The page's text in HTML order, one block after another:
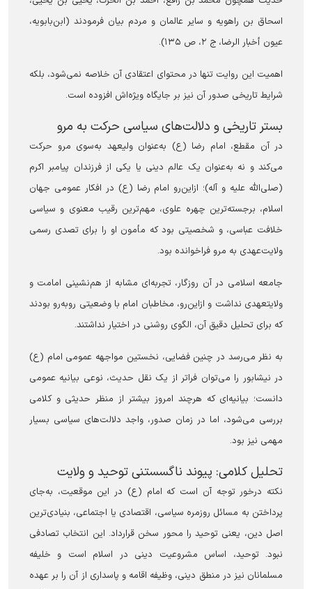
اسحاق بن راهویه و سایر عالمان و مردم بیان فرمودند (ابن‌بابویه،
عیون أخبار الرضا، ج ۲، ص ۱۳۵).
اهمیت این روایت تنها در محتوای اعتقادی آن خلاصه نمی‌شود، بلکه
شرایط تاریخی صدور آن نیز بر جایگاه ویژه‌اش افزوده است.
بستر تاریخی و دلالت‌های سیاسی حرکت به مرو
در آن مقطع، امام رضا (ع) به‌عنوان ولیعهد به‌سوی مرو حرکت
می‌کند و نه به‌عنوان یک عالم دینی یا یکی از فرزندان پیامبر اکرم
(صلی‌الله علیه و آله)؛ ازاین‌رو امام رضا (ع) در افکار عمومی جهان
اسلام، برجسته‌ترین چهره علوی، مهم‌ترین رقیب معنوی و سیاسی
خلافت عباسی، و شخصیتی بود که مأمون او را برای تصدی رسمی
ولایت‌عهدی به مرو فراخوانده بود.
جامعه اسلامی در آن روزگار، تجربه‌ای مشابه از هم‌نشینی امامت و
ولایتعهدی نداشت و ازاین‌رو، مخاطبان امام با وضعیتی روبه‌رو بودند
که برای تحلیل دقیق آن، الگوی روشنی در اختیار نداشتند.
به نظر می‌رسد در چنین فضایی، نخستین مواجهه عمومی امام (ع)
در نیشابور را می‌توان فراتر از یک نقل حدیث، نوعی بیانیه عمومی
دانست؛ بیانیه‌ای که هرچند امروز بیشتر از منظر حدیثی و کلامی
بررسی می‌شود، اما در زمان صدور، واجد دلالت‌های سیاسی بسیار
مهمی نیز بود.
تحلیل کلامی: پیوند ناگسستنی توحید و ولایت
نکته درخور توجه آن است که امام (ع) در این موقعیت، به‌جای
پرداختن به مسائل روزمره سیاسی، اقتصادی یا اجتماعی، بنیادی‌ترین
اصل دین، یعنی توحید را محور سخن قرارداد. این انتخاب تصادفی
نبود. توحید، اساس مشروعیت دینی در اسلام است و خلیفه
مسلمانان نیز در منطق دینی، وظیفه اقامه و پاسداری از آن را بر عهده